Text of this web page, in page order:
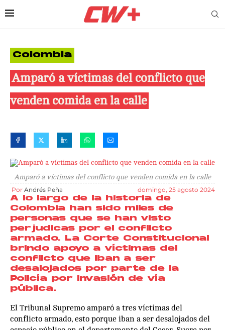
Colombia
Amparó a víctimas del conflicto que
venden comida en la calle
Amparó a víctimas del conflicto que venden comida en la calle
Por Andrés Peña domingo, 25 agosto 2024
A lo largo de la historia de
Colombia han sido miles de
personas que se han visto
perjudicas por el conflicto
armado. La Corte Constitucional
brindo apoyo a víctimas del
conflicto que iban a ser
desalojados por parte de la
Policía por invasión de vía
pública.
El Tribunal Supremo amparó a tres víctimas del
conflicto armado, esto porque iban a ser desalojados del